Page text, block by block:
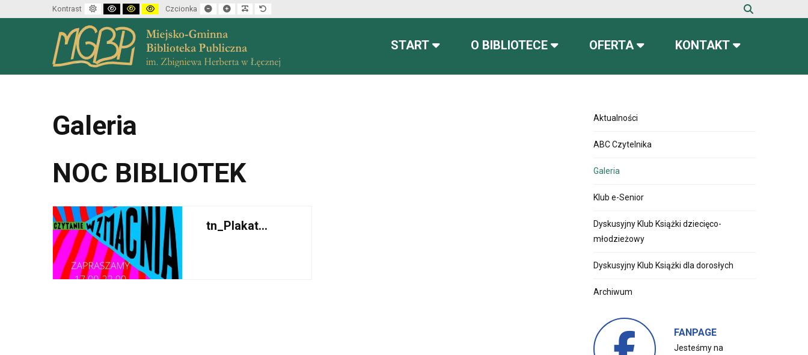
Kontrast Default mode
High contrast black white mode
High contrast black yellow mode
High contrast yellow black mode
Czcionka Set smaller font
Set larger font
Make font more readable
START O BIBLIOTECE OFERTA KONTAKT
Galeria
NOC BIBLIOTEK
tn_Plakat...
Aktualności
ABC Czytelnika
Galeria
Klub e-Senior
Dyskusyjny Klub Książki dziecięco-
młodzieżowy
Dyskusyjny Klub Książki dla dorosłych
Archiwum
FANPAGE
Jesteśmy na